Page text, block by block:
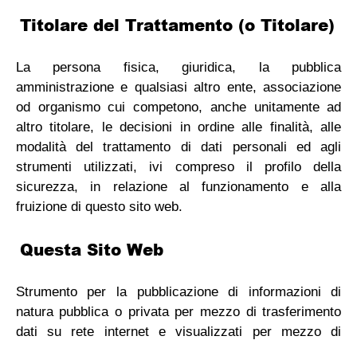
Titolare del Trattamento (o Titolare)
La persona fisica, giuridica, la pubblica
amministrazione e qualsiasi altro ente, associazione
od organismo cui competono, anche unitamente ad
altro titolare, le decisioni in ordine alle finalità, alle
modalità del trattamento di dati personali ed agli
strumenti utilizzati, ivi compreso il profilo della
sicurezza, in relazione al funzionamento e alla
fruizione di questo sito web.
Questa Sito Web
Strumento per la pubblicazione di informazioni di
natura pubblica o privata per mezzo di trasferimento
dati su rete internet e visualizzati per mezzo di